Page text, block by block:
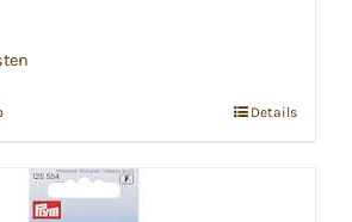
Details